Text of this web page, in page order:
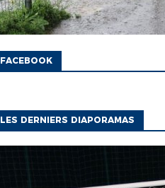
FACEBOOK
LES DERNIERS DIAPORAMAS